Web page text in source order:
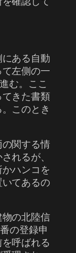
ある自動
左側の一
む。ここ
きた書類
このとき
関する情
れるが、
ハンコを
てあるの
の北陸信
の登録申
呼ばれる